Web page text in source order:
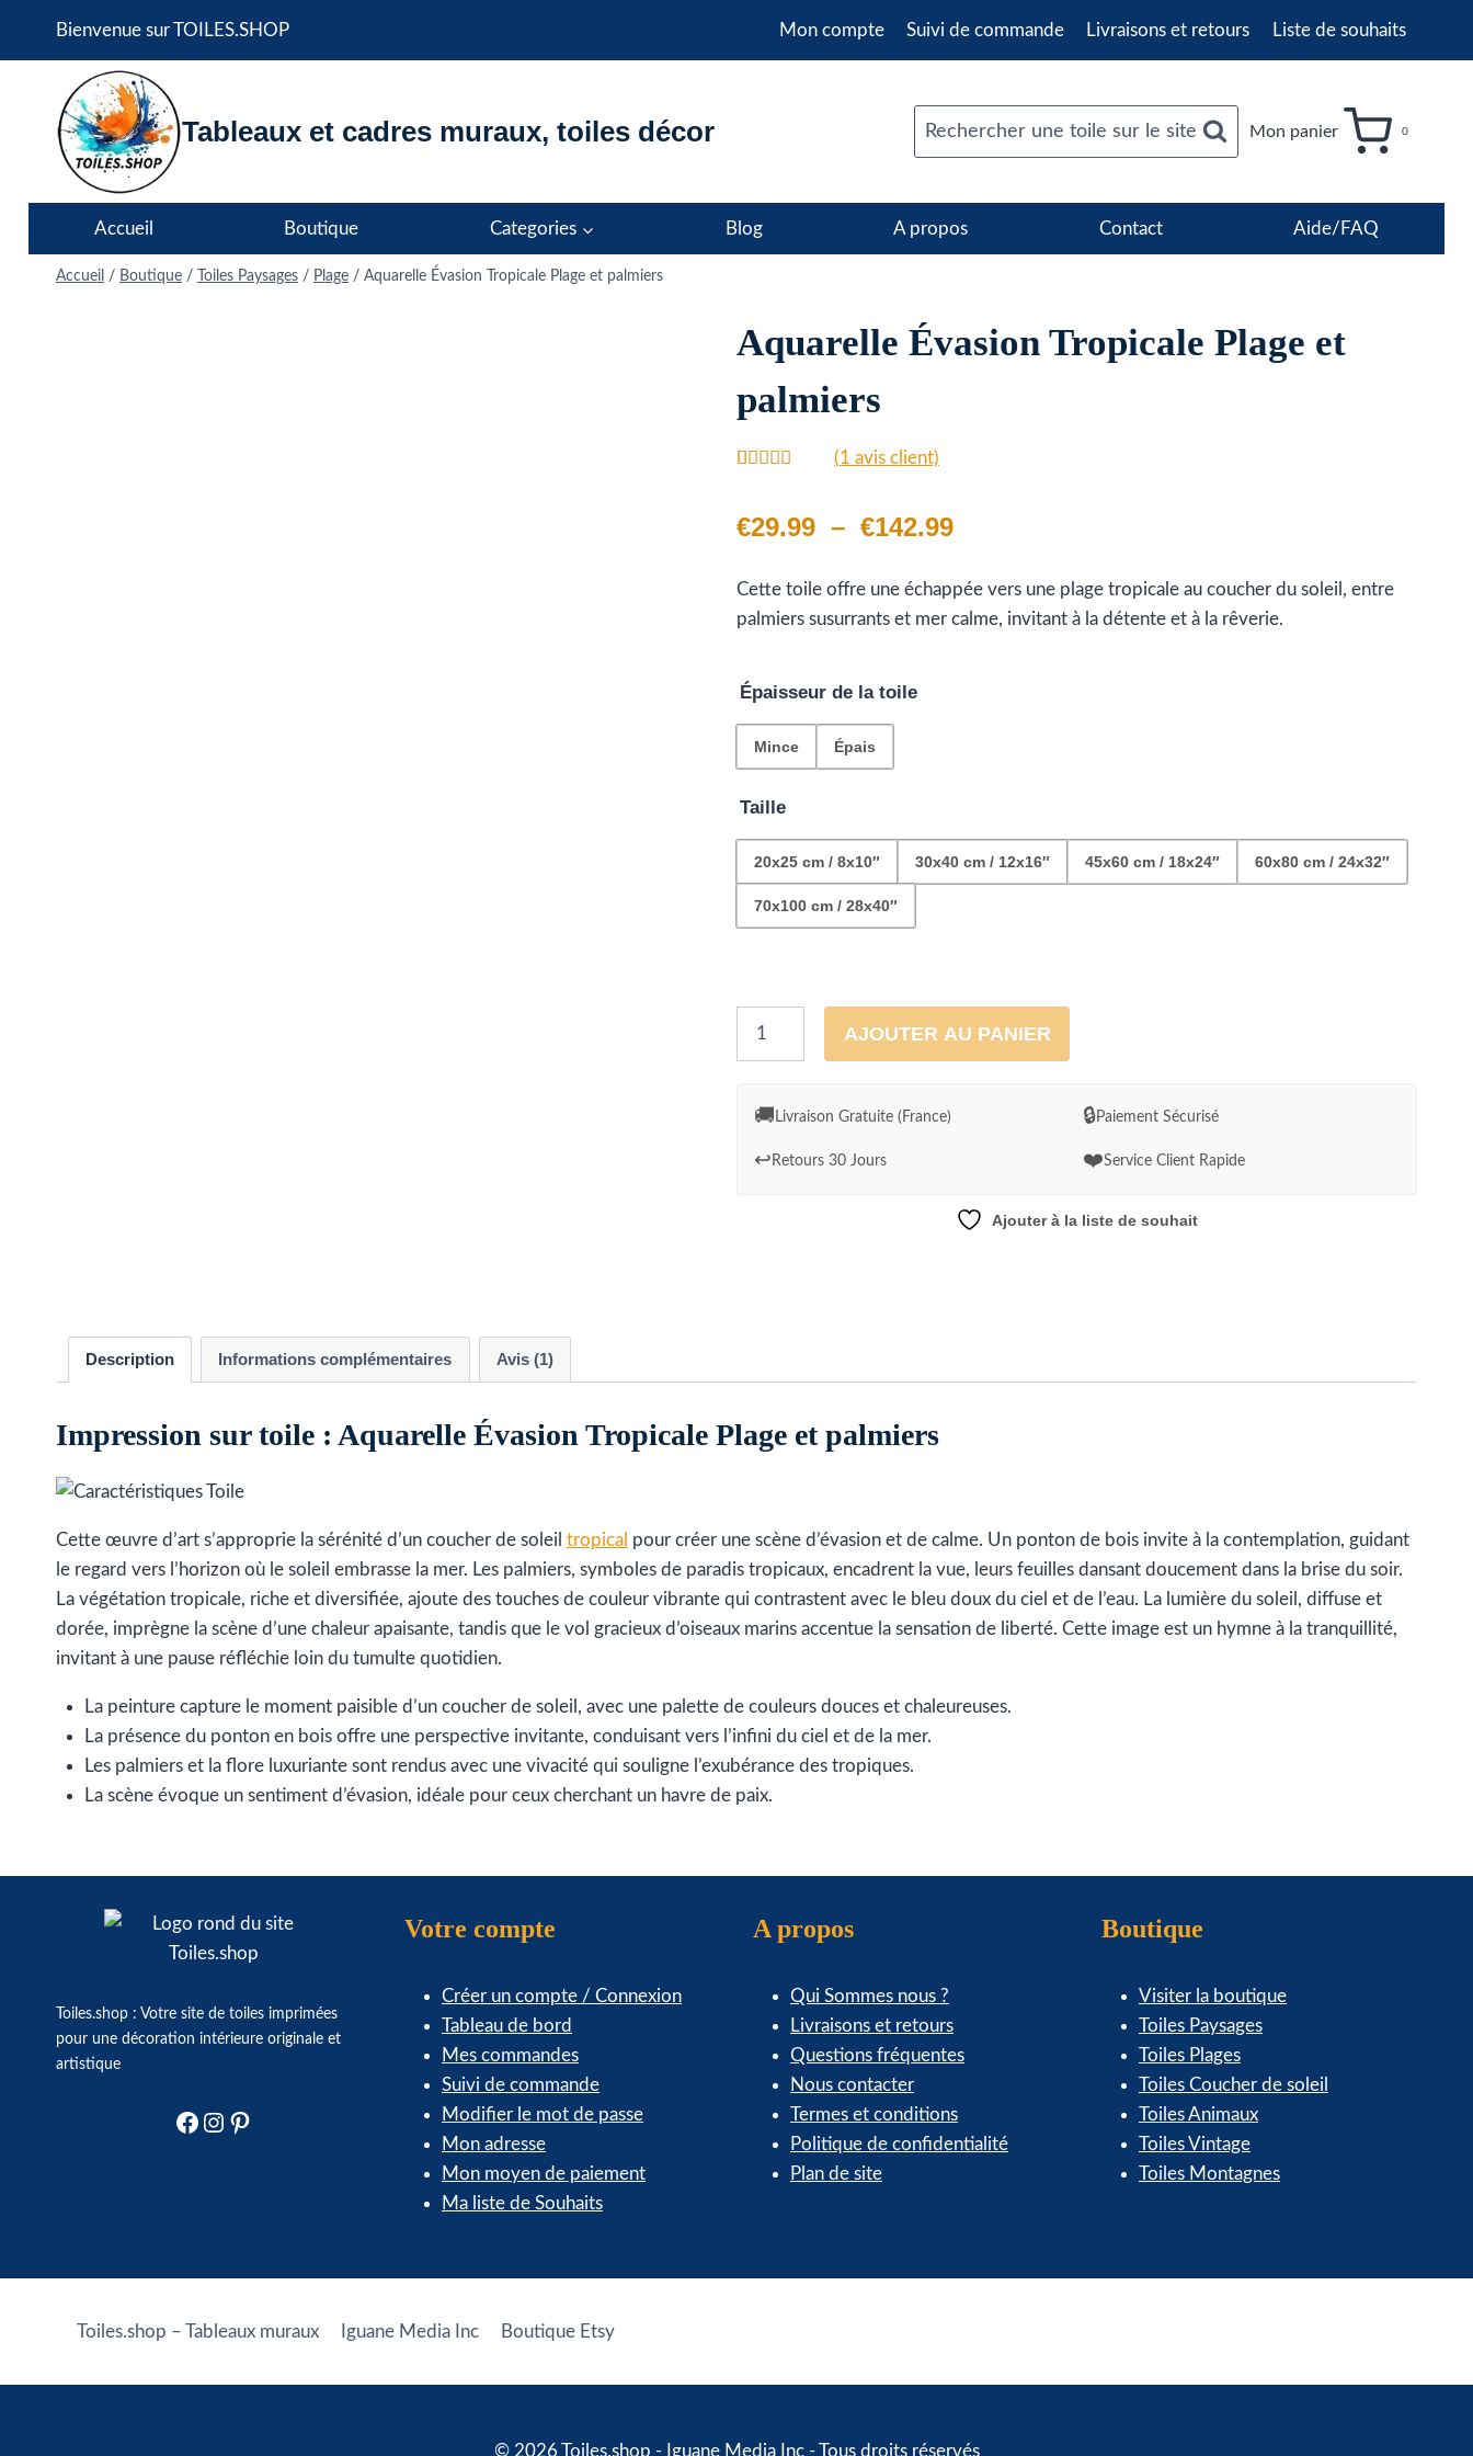
Bienvenue sur TOILES.SHOP Mon compte Suivi de commande Livraisons et retours Liste de souhaits
Tableaux et cadres muraux, toiles décor Rechercher une toile sur le site Mon panier 0
Accueil Boutique Categories Blog A propos Contact Aide/FAQ
Accueil / Boutique / Toiles Paysages / Plage / Aquarelle Évasion Tropicale Plage et palmiers
Aquarelle Évasion Tropicale Plage et
palmiers
surnotation
client
(1 avis client)
€29.99 – €142.99Plage
prix :
Cette toile offre une échappée vers une plage tropicale au coucher du soleil, entre
palmiers susurrants et mer calme, invitant à la détente et à la rêverie.
Épaisseur de la toile
Mince Épais
Taille
20x25 cm / 8x10″ 30x40 cm / 12x16″ 45x60 cm / 18x24″ 60x80 cm / 24x32″
70x100 cm / 28x40″
Évasion
Plage
AJOUTER AU PANIER
🚚 Livraison Gratuite (France) 🔒Paiement Sécurisé
↩️ Retours 30 Jours ❤️Service Client Rapide
Ajouter à la liste de souhait
Description Informations complémentaires Avis (1)
Impression sur toile : Aquarelle Évasion Tropicale Plage et palmiers
Cette œuvre d’art s’approprie la sérénité d’un coucher de soleil tropical pour créer une scène d’évasion et de calme. Un ponton de bois invite à la contemplation, guidant
le regard vers l’horizon où le soleil embrasse la mer. Les palmiers, symboles de paradis tropicaux, encadrent la vue, leurs feuilles dansant doucement dans la brise du soir.
La végétation tropicale, riche et diversifiée, ajoute des touches de couleur vibrante qui contrastent avec le bleu doux du ciel et de l’eau. La lumière du soleil, diffuse et
dorée, imprègne la scène d’une chaleur apaisante, tandis que le vol gracieux d’oiseaux marins accentue la sensation de liberté. Cette image est un hymne à la tranquillité,
invitant à une pause réfléchie loin du tumulte quotidien.
La peinture capture le moment paisible d’un coucher de soleil, avec une palette de couleurs douces et chaleureuses.
La présence du ponton en bois offre une perspective invitante, conduisant vers l’infini du ciel et de la mer.
Les palmiers et la flore luxuriante sont rendus avec une vivacité qui souligne l’exubérance des tropiques.
La scène évoque un sentiment d’évasion, idéale pour ceux cherchant un havre de paix.
Toiles.shop : Votre site de toiles imprimées
pour une décoration intérieure originale et
artistique
Facebook
Instagram
Pinterest
Votre compte
Créer un compte / Connexion
Tableau de bord
Mes commandes
Suivi de commande
Modifier le mot de passe
Mon adresse
Mon moyen de paiement
Ma liste de Souhaits
A propos
Qui Sommes nous ?
Livraisons et retours
Questions fréquentes
Nous contacter
Termes et conditions
Politique de confidentialité
Plan de site
Boutique
Visiter la boutique
Toiles Paysages
Toiles Plages
Toiles Coucher de soleil
Toiles Animaux
Toiles Vintage
Toiles Montagnes
Toiles.shop – Tableaux muraux Iguane Media Inc Boutique Etsy
© 2026 Toiles.shop - Iguane Media Inc - Tous droits réservés